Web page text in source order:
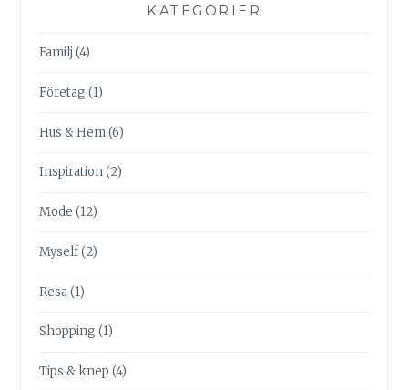
KATEGORIER
Familj (4)
Företag (1)
Hus & Hem(6)
Inspiration(2)
Mode (12)
Myself(2)
Resa(1)
Shopping (1)
Tips & knep (4)